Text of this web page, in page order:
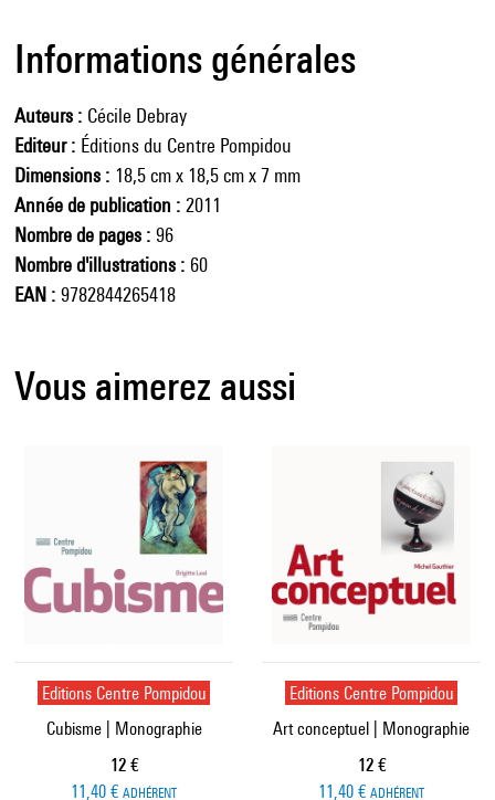
Informations générales
Auteurs
Cécile Debray
Editeur
Éditions du Centre Pompidou
Dimensions
18,5 cm x 18,5 cm x 7 mm
Année de publication
2011
Nombre de pages
96
Nombre d'illustrations
60
EAN
9782844265418
Vous aimerez aussi
Editions Centre Pompidou
Cubisme | Monographie
Prix ​​actuel
12 €
11,40 € ADHÉRENT
Editions Centre Pompidou
Art conceptuel | Monographie
Prix ​​actuel
12 €
11,40 € ADHÉRENT